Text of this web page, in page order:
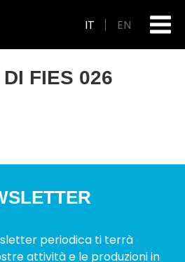
IT EN
FIES 026
periodica ti terrà
attività e le produzioni in